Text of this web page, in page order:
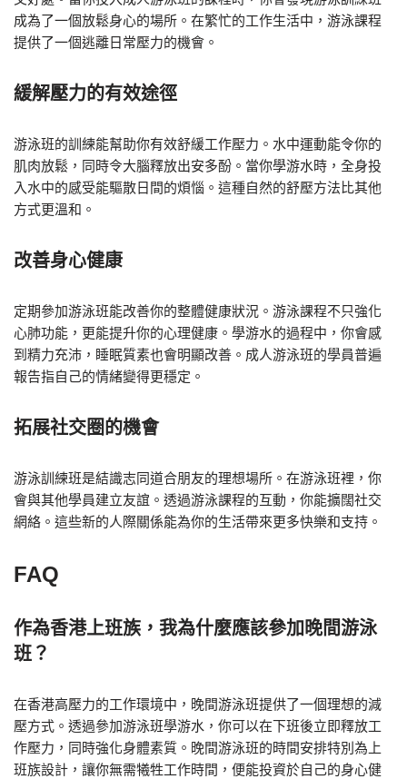
成為了一個放鬆身心的場所。在繁忙的工作生活中，游泳課程
提供了一個逃離日常壓力的機會。
緩解壓力的有效途徑
游泳班的訓練能幫助你有效舒緩工作壓力。水中運動能令你的
肌肉放鬆，同時令大腦釋放出安多酚。當你學游水時，全身投
入水中的感受能驅散日間的煩惱。這種自然的舒壓方法比其他
方式更溫和。
改善身心健康
定期參加游泳班能改善你的整體健康狀況。游泳課程不只強化
心肺功能，更能提升你的心理健康。學游水的過程中，你會感
到精力充沛，睡眠質素也會明顯改善。成人游泳班的學員普遍
報告指自己的情緒變得更穩定。
拓展社交圈的機會
游泳訓練班是結識志同道合朋友的理想場所。在游泳班裡，你
會與其他學員建立友誼。透過游泳課程的互動，你能擴闊社交
網絡。這些新的人際關係能為你的生活帶來更多快樂和支持。
FAQ
作為香港上班族，我為什麼應該參加晚間游泳
班？
在香港高壓力的工作環境中，晚間游泳班提供了一個理想的減
壓方式。透過參加游泳班學游水，你可以在下班後立即釋放工
作壓力，同時強化身體素質。晚間游泳班的時間安排特別為上
班族設計，讓你無需犧牲工作時間，便能投資於自己的身心健